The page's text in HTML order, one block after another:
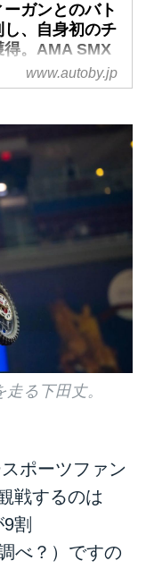
ガンとのバト
、自身初のチ
得。AMA SMX
オートバイ
・ネバダ州にある
ーター・スピード
ました。
がヘイデン・デ
てランキングトッ
ポイント差は10
、下田のチャンピ
が集まりました。
ファイでは、下田
2位通過と調子の
ます。トップはセ
分30.758秒。デ
www.autoby.jp
る下田丈。
ポーツファン
戦するのは
割
べ？）ですの